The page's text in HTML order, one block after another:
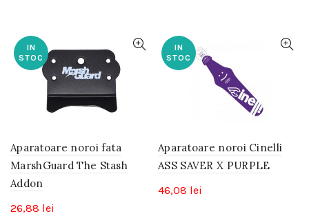
IN
STOC
Aparatoare noroi fata
MarshGuard The Stash
Addon
26,88 lei
IN
STOC
Aparatoare noroi Cinelli
ASS SAVER X PURPLE
46,08 lei